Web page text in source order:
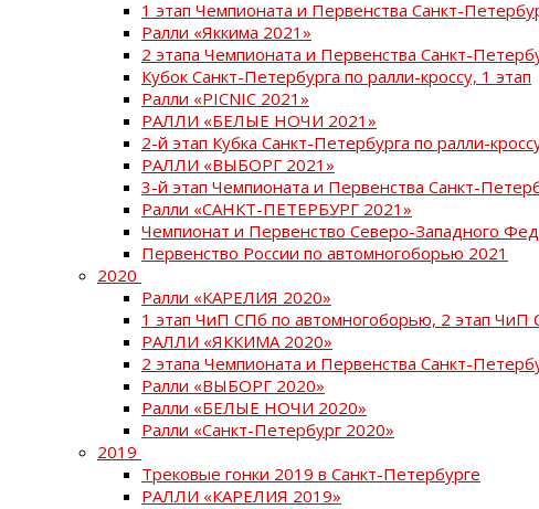
1 этап Чемпионата и Первенства Санкт-
Ралли «Яккима 2021»
2 этапа Чемпионата и Первенства Санкт-
Кубок Санкт-Петербурга по ралли-кроссу, 1 этап
Ралли «PICNIC 2021»
РАЛЛИ «БЕЛЫЕ НОЧИ 2021»
2-й этап Кубка Санкт-Петербурга по ралли-
РАЛЛИ «ВЫБОРГ 2021»
3-й этап Чемпионата и Первенства Санкт-
Ралли «САНКТ-ПЕТЕРБУРГ 2021»
Чемпионат и Первенство Северо-Западного
Первенство России по автомногоборью 2021
2020
Ралли «КАРЕЛИЯ 2020»
1 этап ЧиП СПб по автомногоборью, 2 этап
РАЛЛИ «ЯККИМА 2020»
2 этапа Чемпионата и Первенства Санкт-
Ралли «ВЫБОРГ 2020»
Ралли «БЕЛЫЕ НОЧИ 2020»
Ралли «Санкт-Петербург 2020»
2019
Трековые гонки 2019 в Санкт-Петербурге
РАЛЛИ «КАРЕЛИЯ 2019»